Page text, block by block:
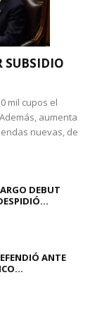
SUBSIDIO
mil cupos el
aumenta
nuevas, de
DEBUT
ANTE